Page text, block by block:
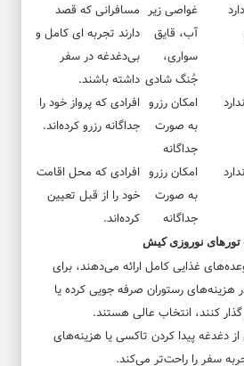
دارد
غواصی زیر
آب، قایق
سواری،
جُنگ شادی
مسافرانی که قصد
دارند تجربه ای کامل و
بی‌دغدغه در سفر
داشته باشند.
ندارد
امکان رزرو
به صورت
جداگانه
افرادی که پرواز خود را
جداگانه رزرو کرده‌اند.
ندارد
امکان رزرو
به صورت
جداگانه
افرادی که محل اقامت
خود را از قبل تعیین
کرده‌اند.
تورهای نوروزی کیش
غذایی کامل ارائه می‌دهند، برای
هزینه‌های رستوران صرفه ‌جویی کرده یا
کنند، انتخاب عالی هستند.
دغدغه پیدا کردن تاکسی یا هزینه‌های
سفر را راحت‌تر می‌کند.